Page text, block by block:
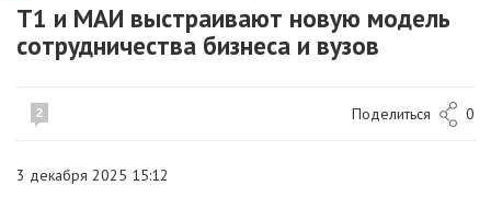
Т1 и МАИ выстраивают новую модель
сотрудничества бизнеса и вузов
2 Поделиться 0
3 декабря 2025 15:12